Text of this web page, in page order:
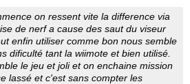
on ressent vite la difference via
de nerf a cause des saut du viseur
enfin utiliser comme bon nous semble
dificulté tant la wiimote et bien utilisé.
le jeu et joli et on enchaine mission
lassé et c'est sans compter les